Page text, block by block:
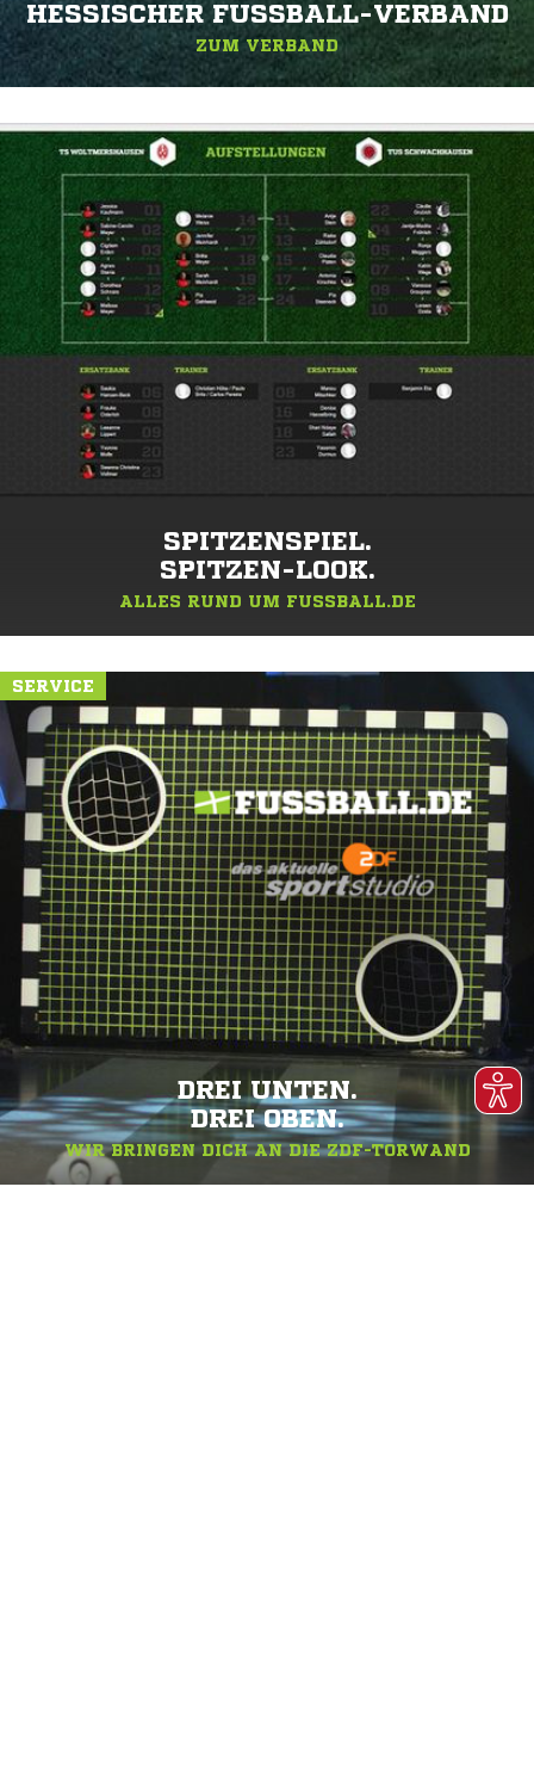
HESSISCHER FUSSBALL-VERBAND
ZUM VERBAND
SPITZENSPIEL.
SPITZEN-LOOK.
ALLES RUND UM FUSSBALL.DE
SERVICE
DREI UNTEN.
DREI OBEN.
WIR BRINGEN DICH AN DIE ZDF-TORWAND